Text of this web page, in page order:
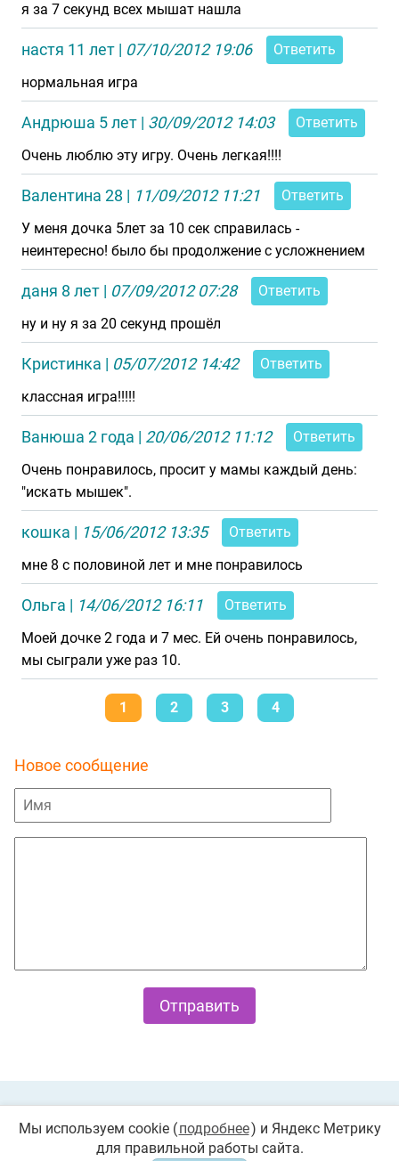
я за 7 секунд всех мышат нашла
настя 11 лет | 07/10/2012 19:06
Ответить
нормальная игра
Андрюша 5 лет | 30/09/2012 14:03
Ответить
Очень люблю эту игру. Очень легкая!!!!
Валентина 28 | 11/09/2012 11:21
Ответить
У меня дочка 5лет за 10 сек справилась -
неинтересно! было бы продолжение с усложнением
даня 8 лет | 07/09/2012 07:28
Ответить
ну и ну я за 20 секунд прошёл
Кристинка | 05/07/2012 14:42
Ответить
классная игра!!!!!
Ванюша 2 года | 20/06/2012 11:12
Ответить
Очень понравилось, просит у мамы каждый день:
"искать мышек".
кошка | 15/06/2012 13:35
Ответить
мне 8 с половиной лет и мне понравилось
Ольга | 14/06/2012 16:11
Ответить
Моей дочке 2 года и 7 мес. Ей очень понравилось,
мы сыграли уже раз 10.
1 2 3 4
Новое сообщение
© 2026 «Играемся». Все права защищены. Любое
Мы используем cookie (подробнее) и Яндекс Метрику
для правильной работы сайта.